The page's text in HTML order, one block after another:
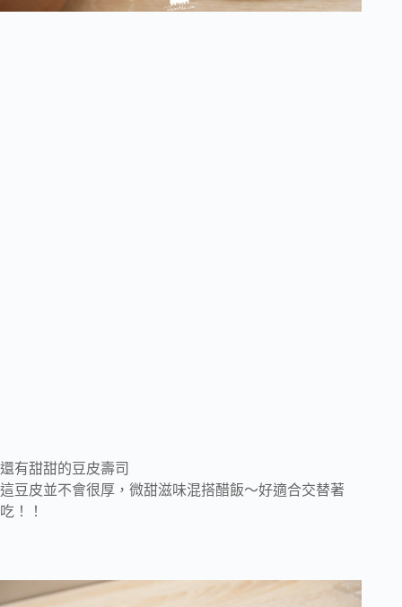
還有甜甜的豆皮壽司
這豆皮並不會很厚，微甜滋味混搭醋飯～好適合交替著
吃！！